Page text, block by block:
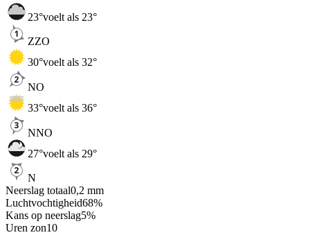
23°voelt als 23°
ZZO
30°voelt als 32°
NO
33°voelt als 36°
NNO
27°voelt als 29°
N
Neerslag totaal0,2 mm
Luchtvochtigheid68%
Kans op neerslag5%
Uren zon10